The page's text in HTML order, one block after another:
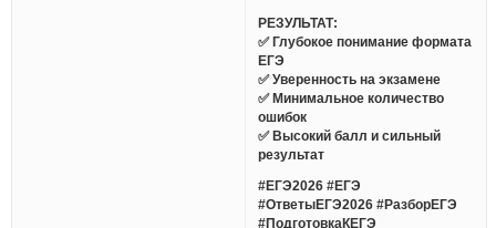
РЕЗУЛЬТАТ:
✅ Глубокое понимание формата
ЕГЭ
✅ Уверенность на экзамене
✅ Минимальное количество
ошибок
✅ Высокий балл и сильный
результат
#ЕГЭ2026 #ЕГЭ
#ОтветыЕГЭ2026 #РазборЕГЭ
#ПодготовкаКЕГЭ